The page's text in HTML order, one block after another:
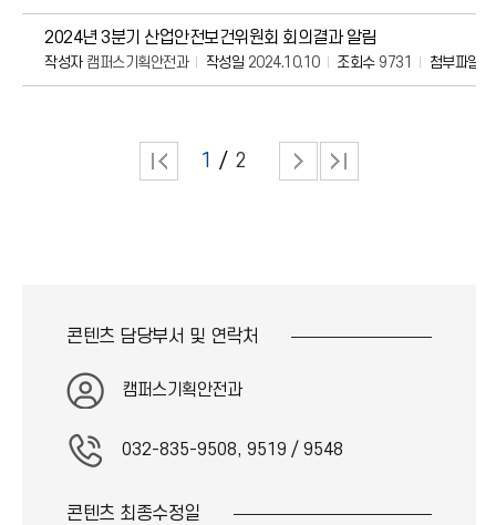
2024년 3분기 산업안전보건위원회 회의결과 알림
작성자캠퍼스기획안전과 작성일 2024.10.10 조회수9731 첨부파일
1 2
콘텐츠 담당부서 및 연락처
캠퍼스기획안전과
032-835-9508, 9519 / 9548
콘텐츠 최종수정일